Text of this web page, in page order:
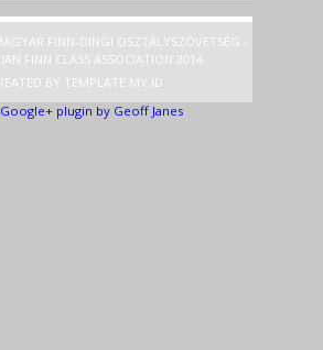
FINN-DINGI OSZTÁLYSZÖVETSÉG -
FINN CLASS ASSOCIATION 2014
BY TEMPLATE .MY.ID
plugin by Geoff Janes